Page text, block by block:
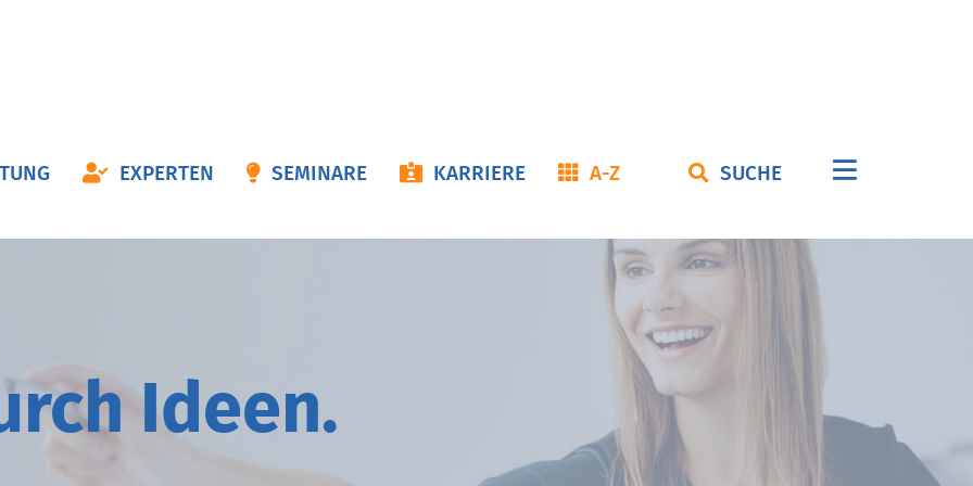
EXPERTEN SEMINARE KARRIERE A-Z SUCHE
Navigation
I deen.